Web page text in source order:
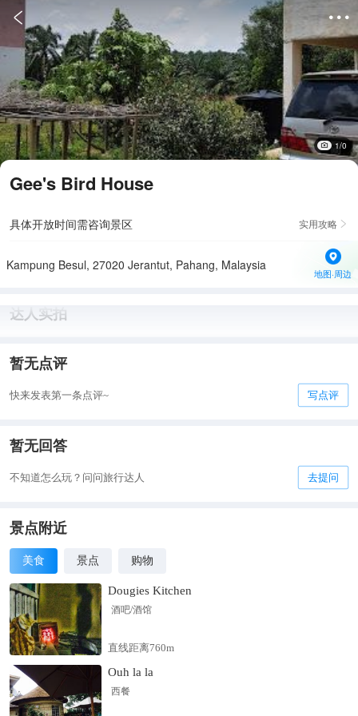
 
1/0
Gee's Bird House
具体开放时间需咨询景区 实用攻略 
Kampung Besul, 27020 Jerantut, Pahang, Malaysia
地图·周边
达人实拍
暂无点评
快来发表第一条点评~ 写点评
暂无回答
不知道怎么玩？问问旅行达人 去提问
景点附近
美食 景点 购物
Dougies Kitchen
酒吧/酒馆
直线距离760m
Ouh la la
西餐